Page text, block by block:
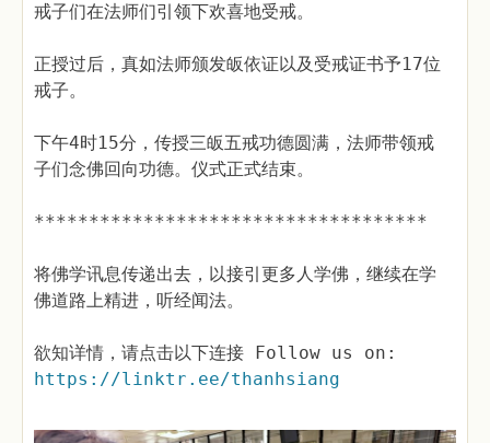
戒子们在法师们引领下欢喜地受戒。
正授过后，真如法师颁发皈依证以及受戒证书予17位
戒子。
下午4时15分，传授三皈五戒功德圆满，法师带领戒
子们念佛回向功德。仪式正式结束。
************************************
将佛学讯息传递出去，以接引更多人学佛，继续在学
佛道路上精进，听经闻法。
欲知详情，请点击以下连接 Follow us on:
https://linktr.ee/thanhsiang